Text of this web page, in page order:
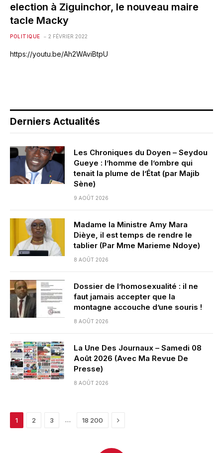
election à Ziguinchor, le nouveau maire
tacle Macky
POLITIQUE 2 FÉVRIER 2022
https://youtu.be/Ah2WAviBtpU
Derniers Actualités
Les Chroniques du Doyen – Seydou
Gueye : l’homme de l’ombre qui
tenait la plume de l’État (par Majib
Sène)
9 AOÛT 2026
Madame la Ministre Amy Mara
Dièye, il est temps de rendre le
tablier (Par Mme Marieme Ndoye)
8 AOÛT 2026
Dossier de l’homosexualité : il ne
faut jamais accepter que la
montagne accouche d’une souris !
8 AOÛT 2026
La Une Des Journaux – Samedi 08
Août 2026 (Avec Ma Revue De
Presse)
8 AOÛT 2026
1 2 3 … 18 200 Next